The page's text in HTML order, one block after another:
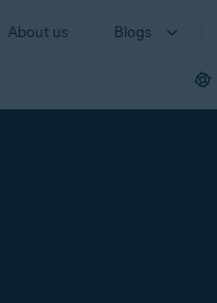
About us Blogs